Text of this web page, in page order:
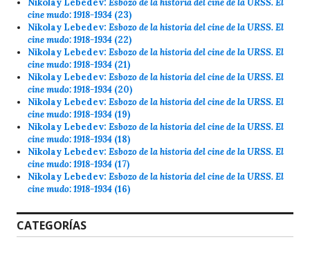
Nikolay Lebedev:Esbozo de la historia del cine de la URSS. El
cine mudo: 1918-1934 (23)
Nikolay Lebedev:Esbozo de la historia del cine de la URSS. El
cine mudo: 1918-1934 (22)
Nikolay Lebedev:Esbozo de la historia del cine de la URSS. El
cine mudo: 1918-1934 (21)
Nikolay Lebedev:Esbozo de la historia del cine de la URSS. El
cine mudo: 1918-1934 (20)
Nikolay Lebedev:Esbozo de la historia del cine de la URSS. El
cine mudo: 1918-1934 (19)
Nikolay Lebedev:Esbozo de la historia del cine de la URSS. El
cine mudo: 1918-1934 (18)
Nikolay Lebedev:Esbozo de la historia del cine de la URSS. El
cine mudo: 1918-1934 (17)
Nikolay Lebedev:Esbozo de la historia del cine de la URSS. El
cine mudo: 1918-1934 (16)
CATEGORÍAS